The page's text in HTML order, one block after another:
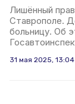
Лишённый
Ставрополе.
больницу. Об
31 мая 2025, 13:04